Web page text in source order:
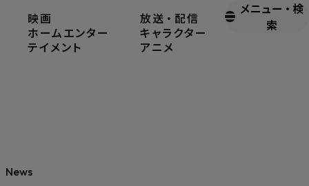
映画
ホームエンター
テイメント
放送 ・ 配信
キャラクター
アニメ
メニュー ・ 検
索
News